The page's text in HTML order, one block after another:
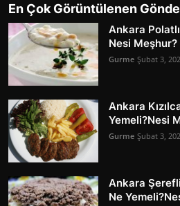
En Çok Görüntülenen
Ankara
Nesi Meşhur?
Gurme Şubat 3,
Ankara
Yemeli?Nesi
Gurme Şubat 3,
Ankara
Ne